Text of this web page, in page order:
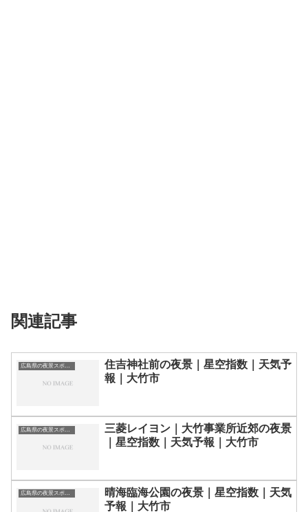
関連記事
広島県の夜景スポット一覧
住吉神社前の夜景｜星空指数｜天気予
報｜大竹市
広島県の夜景スポット一覧
三菱レイヨン｜大竹事業所近郊の夜景
｜星空指数｜天気予報｜大竹市
広島県の夜景スポット一覧
晴海臨海公園の夜景｜星空指数｜天気
予報｜大竹市